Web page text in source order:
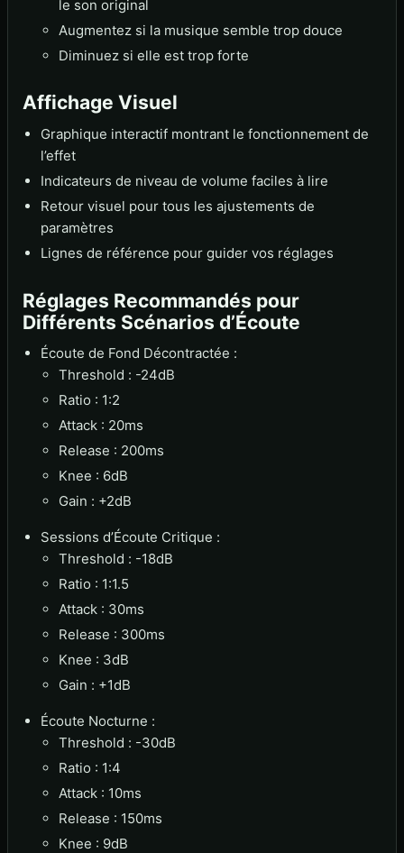
le son original
Augmentez si la musique semble trop douce
Diminuez si elle est trop forte
Affichage Visuel
Graphique interactif montrant le fonctionnement de
l’effet
Indicateurs de niveau de volume faciles à lire
Retour visuel pour tous les ajustements de
paramètres
Lignes de référence pour guider vos réglages
Réglages Recommandés pour
Différents Scénarios d’Écoute
Écoute de Fond Décontractée :
Threshold : -24dB
Ratio : 1:2
Attack : 20ms
Release : 200ms
Knee : 6dB
Gain : +2dB
Sessions d’Écoute Critique :
Threshold : -18dB
Ratio : 1:1.5
Attack : 30ms
Release : 300ms
Knee : 3dB
Gain : +1dB
Écoute Nocturne :
Threshold : -30dB
Ratio : 1:4
Attack : 10ms
Release : 150ms
Knee : 9dB